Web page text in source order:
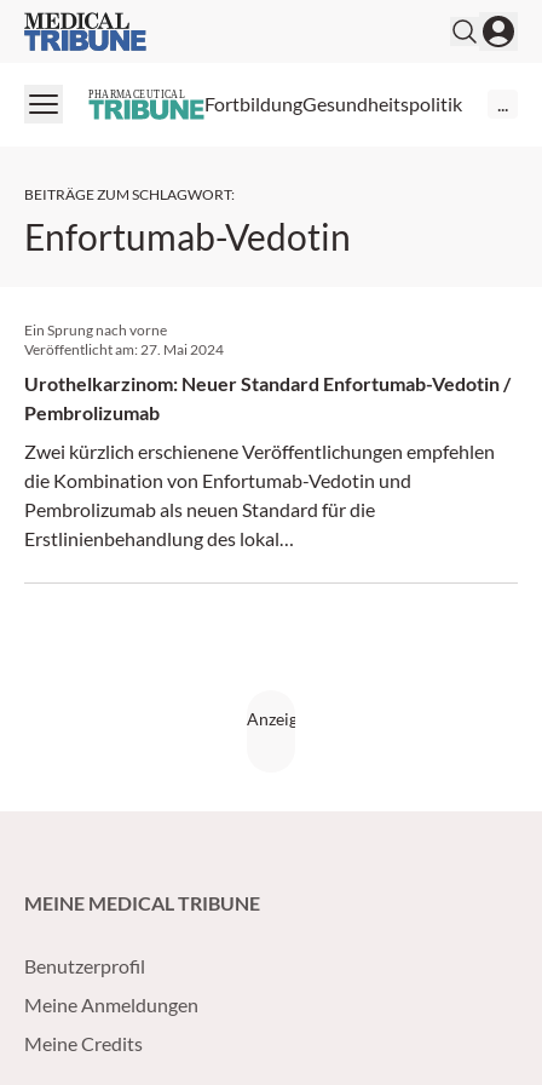
Medical Tribune
PHARMACEUTICAL FortbildungGesundheitspolitik ...
BEITRÄGE ZUM SCHLAGWORT:
Enfortumab-Vedotin
Ein Sprung nach vorne
Veröffentlicht am: 27. Mai 2024
Urothelkarzinom: Neuer Standard Enfortumab-Vedotin /
Pembrolizumab
Zwei kürzlich erschienene Veröffentlichungen empfehlen
die Kombination von Enfortumab-Vedotin und
Pembrolizumab als neuen Standard für die
Erstlinienbehandlung des lokal
MEINE MEDICAL TRIBUNE
Benutzerprofil
Meine Anmeldungen
Meine Credits